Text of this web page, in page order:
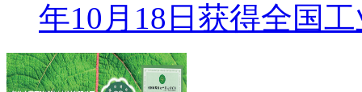
年10月18日获得全国